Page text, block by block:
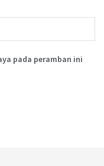
pada peramban ini